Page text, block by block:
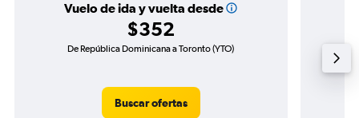
Vuelo de ida y vuelta desde
$352
De República Dominicana a Toronto (YTO)
Buscar ofertas